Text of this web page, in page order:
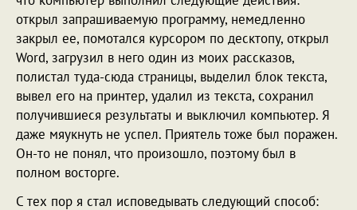
открыл запрашиваемую программу, немедленно
закрыл ее, помотался курсором по десктопу, открыл
Word, загрузил в него один из моих рассказов,
полистал туда-сюда страницы, выделил блок текста,
вывел его на принтер, удалил из текста, сохранил
получившиеся результаты и выключил компьютер. Я
даже мяукнуть не успел. Приятель тоже был поражен.
Он-то не понял, что произошло, поэтому был в
полном восторге.
С тех пор я стал исповедывать следующий способ: